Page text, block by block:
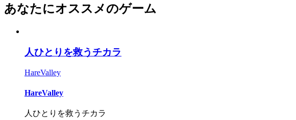
あなたにオススメのゲーム
人ひとりを救うチカラ
HareValley
HareValley
人ひとりを救うチカラ